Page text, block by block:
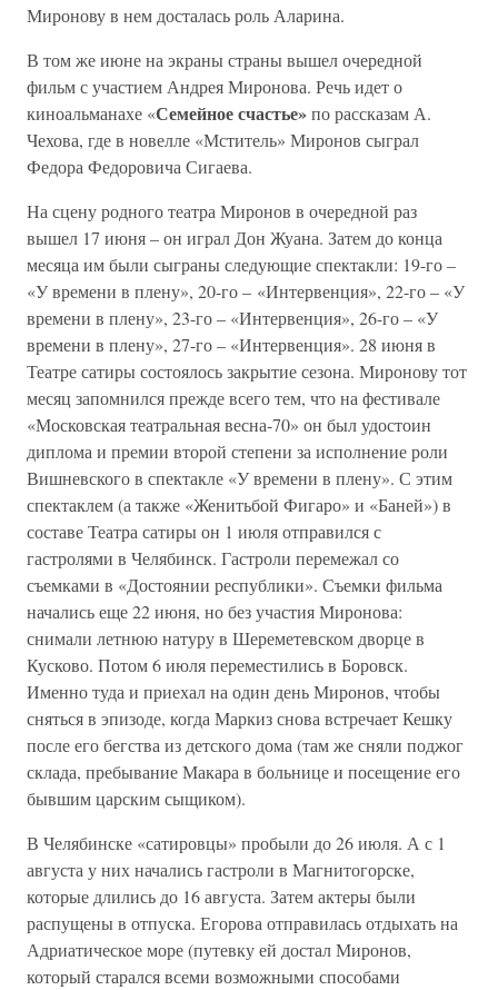
Миронову в нем досталась роль Аларина.
В том же июне на экраны страны вышел очередной
фильм с участием Андрея Миронова. Речь идет о
киноальманахе «Семейное счастье»по рассказам А.
Чехова, где в новелле «Мститель» Миронов сыграл
Федора Федоровича Сигаева.
На сцену родного театра Миронов в очередной раз
вышел 17 июня – он играл Дон Жуана. Затем до конца
месяца им были сыграны следующие спектакли: 19-го –
«У времени в плену», 20-го – «Интервенция», 22-го – «У
времени в плену», 23-го – «Интервенция», 26-го – «У
времени в плену», 27-го – «Интервенция». 28 июня в
Театре сатиры состоялось закрытие сезона. Миронову тот
месяц запомнился прежде всего тем, что на фестивале
«Московская театральная весна-70» он был удостоин
диплома и премии второй степени за исполнение роли
Вишневского в спектакле «У времени в плену». С этим
спектаклем (а также «Женитьбой Фигаро» и «Баней») в
составе Театра сатиры он 1 июля отправился с
гастролями в Челябинск. Гастроли перемежал со
съемками в «Достоянии республики». Съемки фильма
начались еще 22 июня, но без участия Миронова:
снимали летнюю натуру в Шереметевском дворце в
Кусково. Потом 6 июля переместились в Боровск.
Именно туда и приехал на один день Миронов, чтобы
сняться в эпизоде, когда Маркиз снова встречает Кешку
после его бегства из детского дома (там же сняли поджог
склада, пребывание Макара в больнице и посещение его
бывшим царским сыщиком).
В Челябинске «сатировцы» пробыли до 26 июля. А с 1
августа у них начались гастроли в Магнитогорске,
которые длились до 16 августа. Затем актеры были
распущены в отпуска. Егорова отправилась отдыхать на
Адриатическое море (путевку ей достал Миронов,
который старался всеми возможными способами